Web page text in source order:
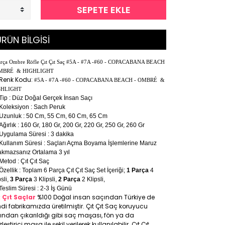
SEPETE EKLE
BİLGİSİ
Ombre Röfle Çıt Çıt Saç #5A - #7A -#60 - COPACABANA BEACH
& HIGHLIGHT
Kodu: #5A - #7A -#60 - COPACABANA BEACH - OMBRÉ &
: Düz Doğal Gerçek İnsan Saçı
Koleksiyon : Sach Peruk
Uzunluk : 50 Cm, 55 Cm, 60 Cm, 65 Cm
: 160 Gr, 180 Gr, 200 Gr, 220 Gr, 250 Gr, 260 Gr
Uygulama Süresi : 3 dakika
Kullanım Süresi : Saçları Açma Boyama İşlemlerine Maruz
Ortalama 3 yıl
Metod : Çıt Çıt Saç
: Toplam 6 Parça Çıt Çıt Saç Set İçeriği; 1 Parça 4
3 Parça 3 Klipsli, 2 Parça 2 Klipsli,
Süresi : 2-3 İş Günü
Çıt Saçlar %100 Doğal insan saçından Türkiye de
fabrikamızda üretilmiştir. Çıt Çıt Saç koruyucu
çıkarıldığı gibi saç maşası, fön ya da